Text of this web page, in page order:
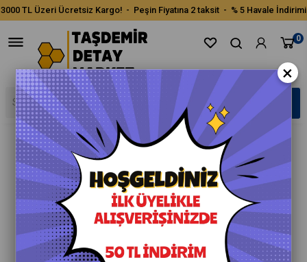
3000 TL Üzeri Ücretsiz Kargo! - Peşin Fiyatına 2 taksit - % 5 Havale İndirimi
0
×